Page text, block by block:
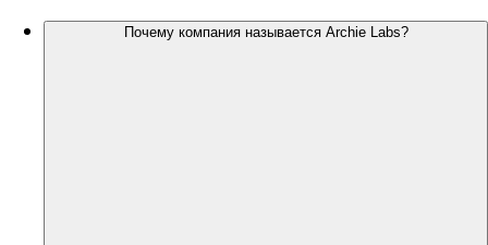
Почему компания называется Archie Labs?